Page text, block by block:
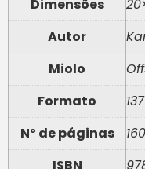
Dimensões
Autor
Miolo
Formato
Nº de páginas
160